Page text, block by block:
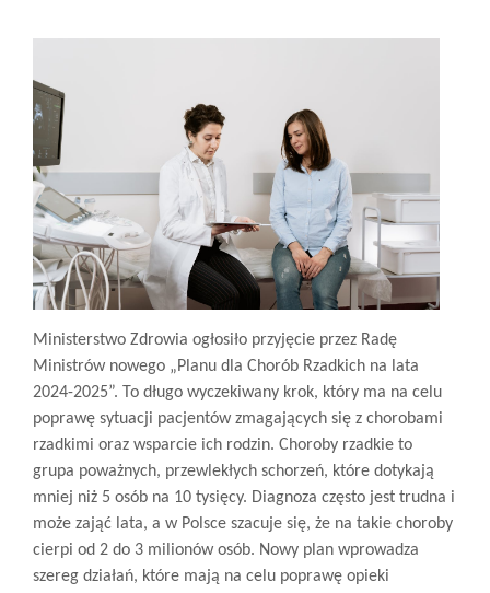
Ministerstwo Zdrowia ogłosiło przyjęcie przez Radę
Ministrów nowego „Planu dla Chorób Rzadkich na lata
2024-2025”. To długo wyczekiwany krok, który ma na celu
poprawę sytuacji pacjentów zmagających się z chorobami
rzadkimi oraz wsparcie ich rodzin. Choroby rzadkie to
grupa poważnych, przewlekłych schorzeń, które dotykają
mniej niż 5 osób na 10 tysięcy. Diagnoza często jest trudna i
może zająć lata, a w Polsce szacuje się, że na takie choroby
cierpi od 2 do 3 milionów osób. Nowy plan wprowadza
szereg działań, które mają na celu poprawę opieki